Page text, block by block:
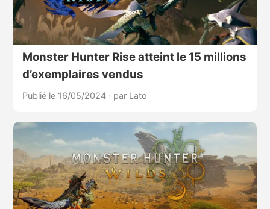
Monster Hunter Rise atteint le 15 millions
d’exemplaires vendus
Publié le 16/05/2024 · par Lato